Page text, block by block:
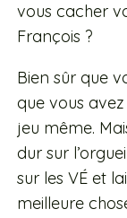
vous cacher
François ?
Bien sûr que
que vous
jeu même.
dur sur
sur les VÉ et
meilleure